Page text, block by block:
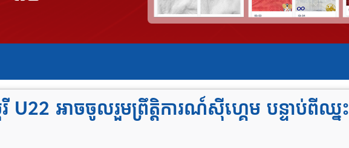
U22 អាចចូលរួមព្រឹត្តិការណ៍ស៊ីហ្គេម បន្ទាប់ពីឈ្នះ